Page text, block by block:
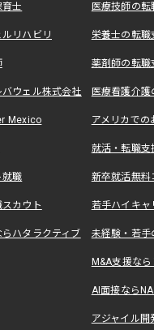
士 医療技師の
リハビリ 栄養士の転
薬剤師の転
ウェル株式会社 医療看護介
Mexico アメリカで
就活・転職
就職 新卒就活無料
カウト 若手ハイキ
ハタラクティブ 未経験・若手
M&A支援な
AI面接なら
アジャイル